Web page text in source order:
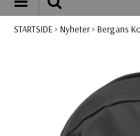
STARTSIDE> Nyheter> Bergans